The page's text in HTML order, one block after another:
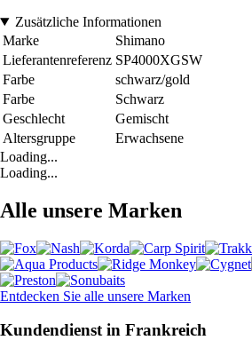
Zusätzliche Informationen
Marke
Shimano
Lieferantenreferenz SP4000XGSW
Farbe
schwarz/gold
Farbe
Schwarz
Geschlecht
Gemischt
Altersgruppe
Erwachsene
Loading...
Loading...
Alle unsere Marken
Entdecken Sie alle unsere Marken
Kundendienst in Frankreich